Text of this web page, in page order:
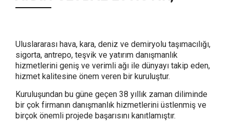
Uluslararası hava, kara, deniz ve demiryolu taşımacılığı,
sigorta, antrepo, teşvik ve yatırım danışmanlık
hizmetlerini geniş ve verimli ağı ile dünyayı takip eden,
hizmet kalitesine önem veren bir kuruluştur.
Kuruluşundan bu güne geçen 38 yıllık zaman diliminde
bir çok firmanın danışmanlık hizmetlerini üstlenmiş ve
birçok önemli projede başarısını kanıtlamıştır.